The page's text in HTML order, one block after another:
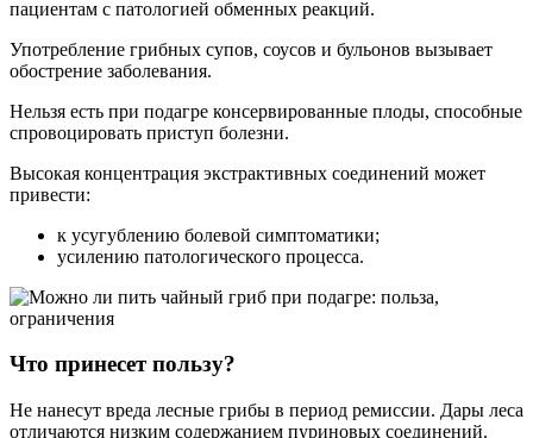
пациентам с патологией обменных реакций.
Употребление грибных супов, соусов и бульонов вызывает
обострение заболевания.
Нельзя есть при подагре консервированные плоды, способные
спровоцировать приступ болезни.
Высокая концентрация экстрактивных соединений может
привести:
к усугублению болевой симптоматики;
усилению патологического процесса.
Что принесет пользу?
Не нанесут вреда лесные грибы в период ремиссии. Дары леса
отличаются низким содержанием пуриновых соединений.